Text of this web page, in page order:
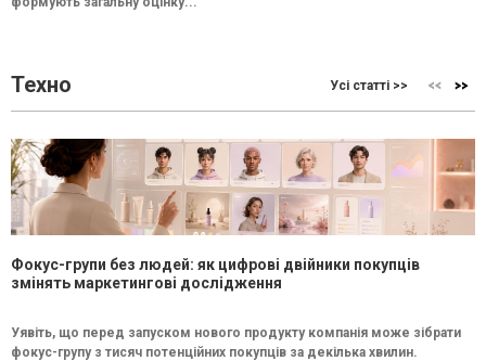
Техно Усі статті >>
Фокус-групи без людей: як цифрові двійники покупців
змінять маркетингові дослідження
Уявіть, що перед запуском нового продукту компанія може зібрати
фокус-групу з тисяч потенційних покупців за декілька хвилин.